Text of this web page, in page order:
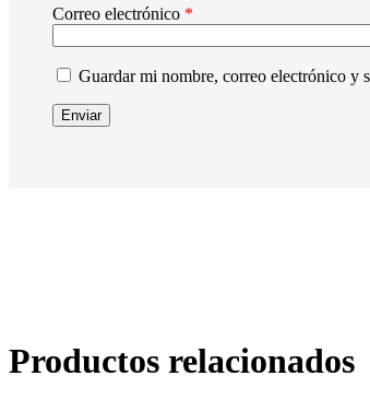
Correo electrónico *
Guardar mi nombre, correo electrónico y
Productos relacionados